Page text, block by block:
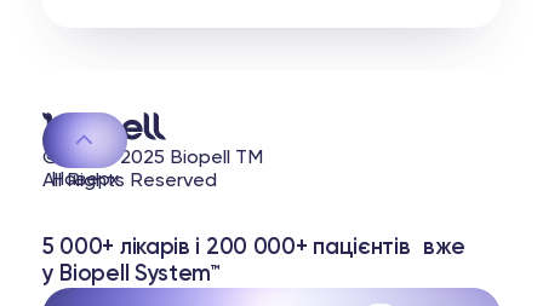
© 2020-2025 Biopell TM
All Rights Reserved
5 000+ лікарів і 200 000+ пацієнтів вже
у Biopell System™
Наверх